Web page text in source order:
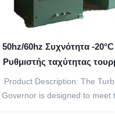
50hz/60hz Συχνότητα -
Ρυθμιστής ταχύτητας
προγραμματισμό Plc
Product Description: The
Governor is designed to meet
standards of quality and